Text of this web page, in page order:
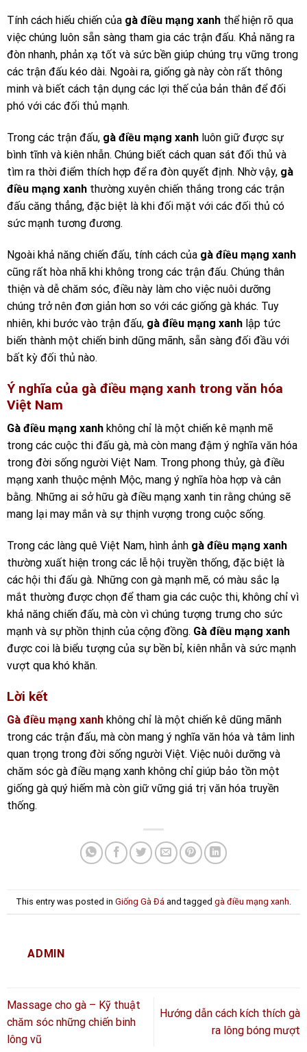
Tính cách hiếu chiến của gà điều mạng xanh thể hiện rõ qua
việc chúng luôn sẵn sàng tham gia các trận đấu. Khả năng ra
đòn nhanh, phản xạ tốt và sức bền giúp chúng trụ vững trong
các trận đấu kéo dài. Ngoài ra, giống gà này còn rất thông
minh và biết cách tận dụng các lợi thế của bản thân để đối
phó với các đối thủ mạnh.
Trong các trận đấu, gà điều mạng xanh luôn giữ được sự
bình tĩnh và kiên nhẫn. Chúng biết cách quan sát đối thủ và
tìm ra thời điểm thích hợp để ra đòn quyết định. Nhờ vậy, gà
điều mạng xanh thường xuyên chiến thắng trong các trận
đấu căng thẳng, đặc biệt là khi đối mặt với các đối thủ có
sức mạnh tương đương.
Ngoài khả năng chiến đấu, tính cách của gà điều mạng xanh
cũng rất hòa nhã khi không trong các trận đấu. Chúng thân
thiện và dễ chăm sóc, điều này làm cho việc nuôi dưỡng
chúng trở nên đơn giản hơn so với các giống gà khác. Tuy
nhiên, khi bước vào trận đấu, gà điều mạng xanh lập tức
biến thành một chiến binh dũng mãnh, sẵn sàng đối đầu với
bất kỳ đối thủ nào.
Ý nghĩa của gà điều mạng xanh trong văn hóa
Việt Nam
Gà điều mạng xanh không chỉ là một chiến kê mạnh mẽ
trong các cuộc thi đấu gà, mà còn mang đậm ý nghĩa văn hóa
trong đời sống người Việt Nam. Trong phong thủy, gà điều
mạng xanh thuộc mệnh Mộc, mang ý nghĩa hòa hợp và cân
bằng. Những ai sở hữu gà điều mạng xanh tin rằng chúng sẽ
mang lại may mắn và sự thịnh vượng trong cuộc sống.
Trong các làng quê Việt Nam, hình ảnh gà điều mạng xanh
thường xuất hiện trong các lễ hội truyền thống, đặc biệt là
các hội thi đấu gà. Những con gà mạnh mẽ, có màu sắc lạ
mắt thường được chọn để tham gia các cuộc thi, không chỉ vì
khả năng chiến đấu, mà còn vì chúng tượng trưng cho sức
mạnh và sự phồn thịnh của cộng đồng. Gà điều mạng xanh
được coi là biểu tượng của sự bền bỉ, kiên nhẫn và sức mạnh
vượt qua khó khăn.
Lời kết
Gà điều mạng xanh không chỉ là một chiến kê dũng mãnh
trong các trận đấu, mà còn mang ý nghĩa văn hóa và tâm linh
quan trọng trong đời sống người Việt. Việc nuôi dưỡng và
chăm sóc gà điều mạng xanh không chỉ giúp bảo tồn một
giống gà quý hiếm mà còn giữ vững giá trị văn hóa truyền
thống.
This entry was posted in Giống Gà Đá and tagged gà điều mạng xanh
ADMIN
Massage cho gà – Kỹ thuật
chăm sóc những chiến binh
lông vũ
Hướng dẫn cách kích thích gà
ra lông bóng mượt